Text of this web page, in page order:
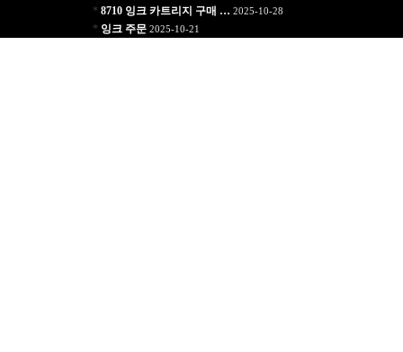
* 8710 잉크 카트리지 구매 … 2025-10-28
* 잉크 주문2025-10-21